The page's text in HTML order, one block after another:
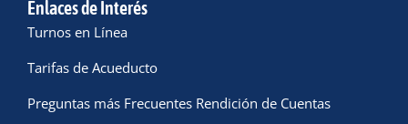
Enlaces de Interés
Turnos en Línea
Tarifas de Acueducto
Preguntas más Frecuentes Rendición de Cuentas